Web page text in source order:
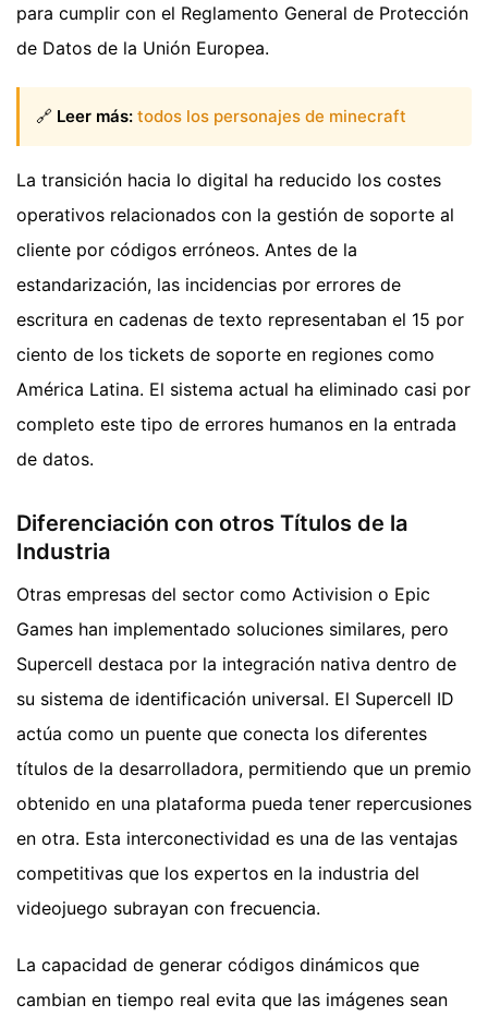
para cumplir con el Reglamento General de Protección
de Datos de la Unión Europea.
🔗 Leer más: todos los personajes de minecraft
La transición hacia lo digital ha reducido los costes
operativos relacionados con la gestión de soporte al
cliente por códigos erróneos. Antes de la
estandarización, las incidencias por errores de
escritura en cadenas de texto representaban el 15 por
ciento de los tickets de soporte en regiones como
América Latina. El sistema actual ha eliminado casi por
completo este tipo de errores humanos en la entrada
de datos.
Diferenciación con otros Títulos de la
Industria
Otras empresas del sector como Activision o Epic
Games han implementado soluciones similares, pero
Supercell destaca por la integración nativa dentro de
su sistema de identificación universal. El Supercell ID
actúa como un puente que conecta los diferentes
títulos de la desarrolladora, permitiendo que un premio
obtenido en una plataforma pueda tener repercusiones
en otra. Esta interconectividad es una de las ventajas
competitivas que los expertos en la industria del
videojuego subrayan con frecuencia.
La capacidad de generar códigos dinámicos que
cambian en tiempo real evita que las imágenes sean